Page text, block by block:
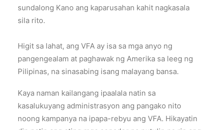
sundalong Kano ang kaparusahan kahit nagkasala
sila rito.
Higit sa lahat, ang VFA ay isa sa mga anyo ng
pangengealam at paghawak ng Amerika sa leeg ng
Pilipinas, na sinasabing isang malayang bansa.
Kaya naman kailangang ipaalala natin sa
kasalukuyang administrasyon ang pangako nito
noong kampanya na ipapa-rebyu ang VFA. Hikayatin